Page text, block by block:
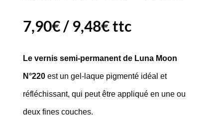
7,90€/ 9,48€ttc
Le vernis semi-permanent de Luna Moon
N°220 est un gel-laque pigmenté idéal et
réfléchissant, qui peut être appliqué en une ou
deux fines couches.